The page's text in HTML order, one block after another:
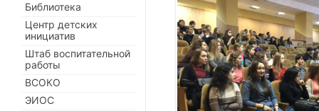
Библиотека
Центр детских
инициатив
Штаб воспитательной
работы
ВСОКО
ЭИОС